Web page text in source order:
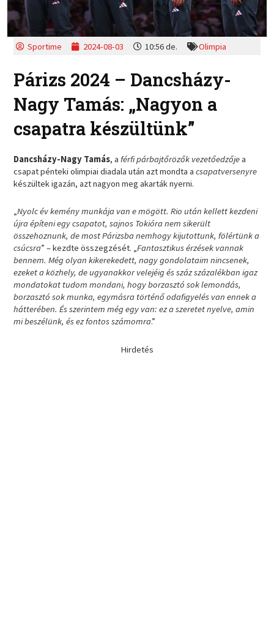
Sportime 2024-08-03 10:56 de. Olimpia
Párizs 2024 – Dancsházy-
Nagy Tamás: „Nagyon a
csapatra készültünk”
Dancsházy-Nagy Tamás, aférfi párbajtőrözők vezetőedzőjea
csapat pénteki olimpiai diadala után azt mondta acsapatversenyre
készültek igazán, azt nagyon meg akarták nyerni.
„Nyolc év kemény munkája van e mögött. Rio után kellett kezdeni
újra építeni egy csapatot, sajnos Tokióra nem sikerült
összehoznunk, de most Párizsba nemhogy kijutottunk, fölértünk a
csúcsra” – kezdte összegzését. „Fantasztikus érzések vannak
bennem. Még olyan kikerekedett, nagy gondolataim nincsenek,
ezeket a közhely, de ugyanakkor velejéig és száz százalékban igaz
mondatokat tudom mondani, hogy borzasztó sok lemondás,
borzasztó sok munka, egymásra történő odafigyelés van ennek a
hátterében. És szerintem még egy van: ez a szeretet nyelve, amin
mi beszélünk, és ez fontos számomra.”
Hirdetés